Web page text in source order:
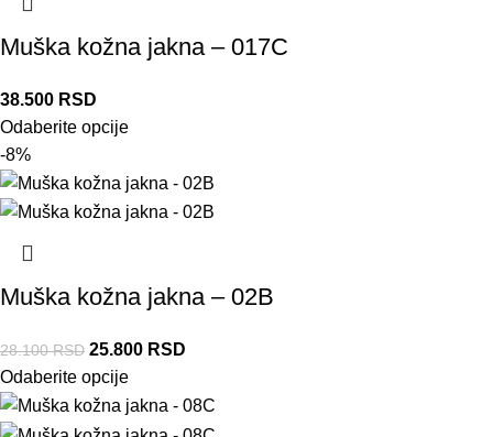
Muška kožna jakna – 017C
38.500 RSD
Odaberite opcije
-8%
Muška kožna jakna – 02B
28.100RSD 25.800 RSD
Odaberite opcije